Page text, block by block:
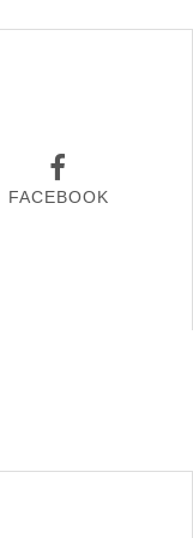
FACEBOOK